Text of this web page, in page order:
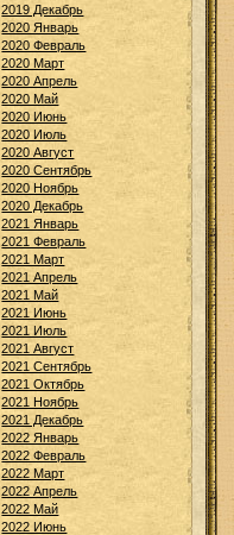
2019 Декабрь
2020 Январь
2020 Февраль
2020 Март
2020 Апрель
2020 Май
2020 Июнь
2020 Июль
2020 Август
2020 Сентябрь
2020 Ноябрь
2020 Декабрь
2021 Январь
2021 Февраль
2021 Март
2021 Апрель
2021 Май
2021 Июнь
2021 Июль
2021 Август
2021 Сентябрь
2021 Октябрь
2021 Ноябрь
2021 Декабрь
2022 Январь
2022 Февраль
2022 Март
2022 Апрель
2022 Май
2022 Июнь